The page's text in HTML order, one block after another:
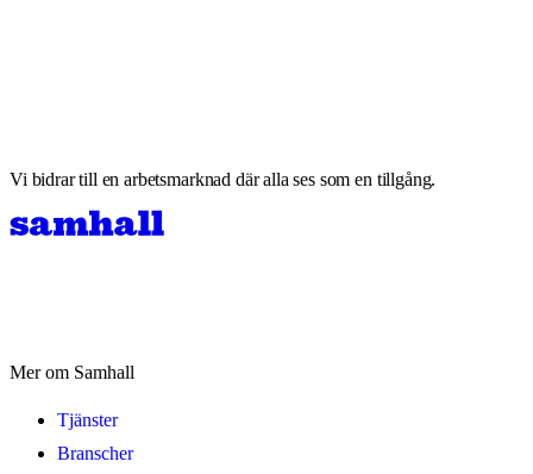
Vi bidrar till en arbetsmarknad där alla ses som en tillgång.
Mer om Samhall
Tjänster
Branscher